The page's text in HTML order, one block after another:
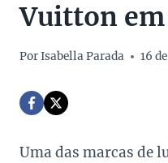
Vuitton
PorIsabella Parada 16
Uma das marcas de